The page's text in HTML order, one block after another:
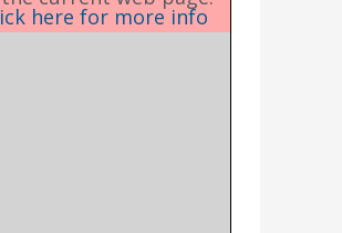
here for more info